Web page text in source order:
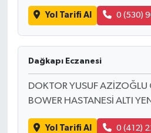
Yol Tarifi Al 0 (530)
Dağkapı Eczanesi
DOKTOR YUSUF AZİZOĞLU
BOWER HASTANESİ ALTI
Yol Tarifi Al 0 (412)